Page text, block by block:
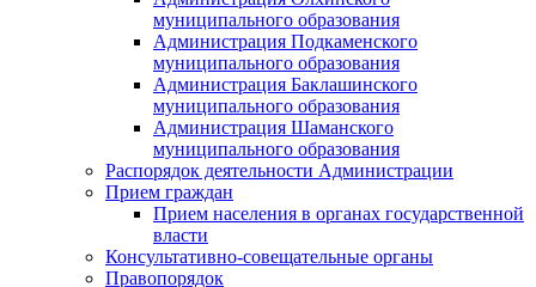
муниципального образования
Администрация Подкаменского
муниципального образования
Администрация Баклашинского
муниципального образования
Администрация Шаманского
муниципального образования
Распорядок деятельности Администрации
Прием граждан
Прием населения в органах государственной
власти
Консультативно-совещательные органы
Правопорядок